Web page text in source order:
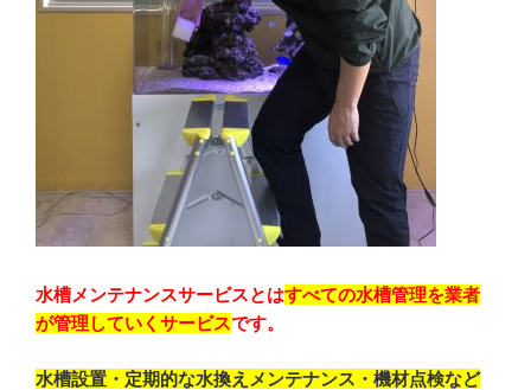
水槽メンテナンスサービスとはすべての水槽管理を業者
が管理していくサービスです。
水槽設置・定期的な水換えメンテナンス・機材点検など